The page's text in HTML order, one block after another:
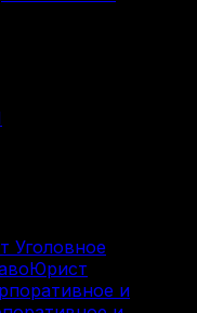
Уголовное
Юрист
и